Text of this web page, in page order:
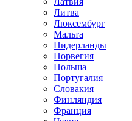
Литва
Люксембург
Мальта
Нидерланды
Норвегия
Польша
Португалия
Словакия
Финляндия
Франция